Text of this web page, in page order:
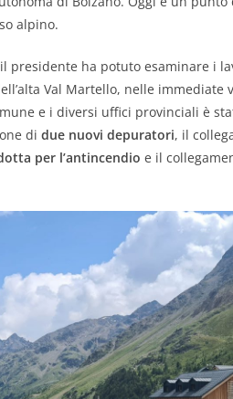
alpino.
presidente ha potuto esaminare i
Val Martello, nelle immediate
e i diversi uffici provinciali è
di due nuovi depuratori, il
per l’antincendio e il